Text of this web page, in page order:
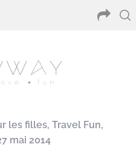
les filles, Travel Fun,
mai 2014